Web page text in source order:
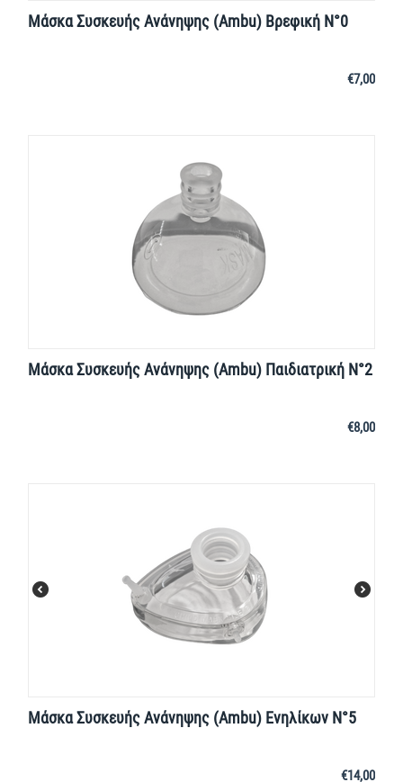
Μάσκα Συσκευής Ανάνηψης (Ambu) Βρεφική Ν°0
€7,00
Μάσκα Συσκευής Ανάνηψης (Ambu) Παιδιατρική Ν°2
€8,00
Μάσκα Συσκευής Ανάνηψης (Ambu) Ενηλίκων Ν°5
€14,00